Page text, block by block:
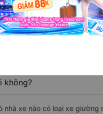
đi Bù Đăng - Bình Phước
Long Thành - Đồng Nai từ
hàng).
Đăng - Bình Phước
không?
nhà xe nào có loại xe